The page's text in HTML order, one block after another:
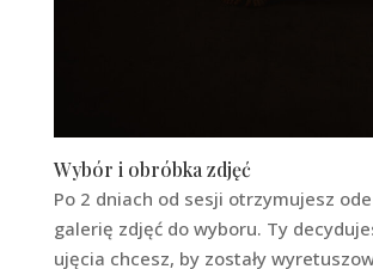
Wybór i obróbka zdjęć
Po 2 dniach od sesji otrzymujesz
galerię zdjęć do wyboru. Ty
ujęcia chcesz, by zostały